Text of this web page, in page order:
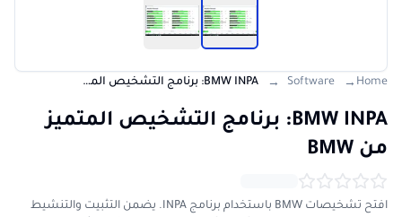
Home
→
Software
→ BMW INPA: برنامج التشخيص المتميز من BMW
BMW INPA: برنامج التشخيص المتميز
من BMW
افتح تشخيصات BMW باستخدام برنامج INPA. يضمن التثبيت والتنشيط